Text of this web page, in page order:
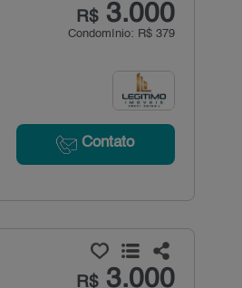
R$3.000
Condomínio: R$ 379
Contato
R$3.000